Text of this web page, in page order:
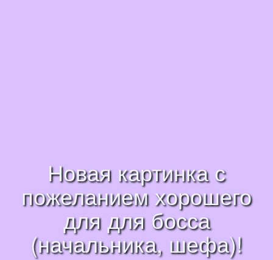
Новая картинка с
пожеланием хорошего
для для босса
(начальника, шефа)!